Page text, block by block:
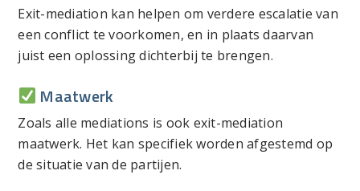
Exit-mediation kan helpen om verdere escalatie van
een conflict te voorkomen, en in plaats daarvan
juist een oplossing dichterbij te brengen.
Maatwerk
Zoals alle mediations is ook exit-mediation
maatwerk. Het kan specifiek worden afgestemd op
de situatie van de partijen.